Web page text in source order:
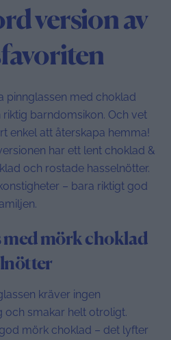
version av
pinnglassen med choklad
barndomsikon. Och vet
enkel att återskapa hemma!
har ett lent choklad &
och rostade hasselnötter.
– bara riktigt god
med mörk choklad
kräver ingen
och smakar helt otroligt.
mörk choklad – det lyfter